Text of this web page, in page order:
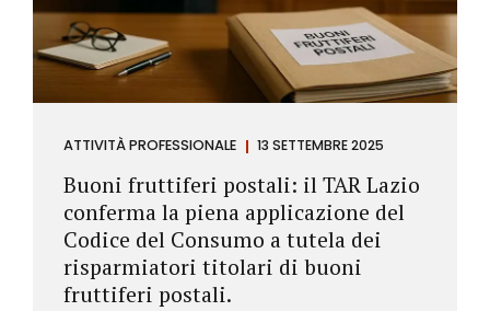
ATTIVITÀ PROFESSIONALE 13 SETTEMBRE 2025
Buoni fruttiferi postali: il TAR Lazio
conferma la piena applicazione del
Codice del Consumo a tutela dei
risparmiatori titolari di buoni
fruttiferi postali.